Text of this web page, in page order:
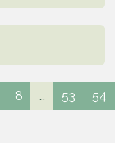
8 ... 53 54